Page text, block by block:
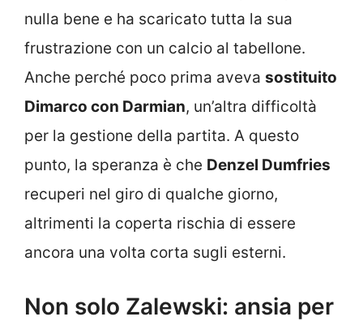
nulla bene e ha scaricato tutta la sua
frustrazione con un calcio al tabellone.
Anche perché poco prima aveva sostituito
Dimarco con Darmian, un’altra difficoltà
per la gestione della partita. A questo
punto, la speranza è che Denzel Dumfries
recuperi nel giro di qualche giorno,
altrimenti la coperta rischia di essere
ancora una volta corta sugli esterni.
Non solo Zalewski: ansia per